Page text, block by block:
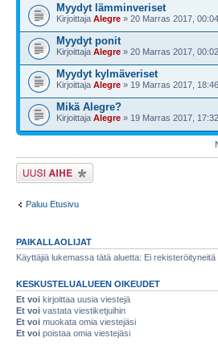
Myydyt lämminveriset
Kirjoittaja Alegre » 20 Marras 2017, 00:04
Myydyt ponit
Kirjoittaja Alegre » 20 Marras 2017, 00:02
Myydyt kylmäveriset
Kirjoittaja Alegre » 19 Marras 2017, 18:46
Mikä Alegre?
Kirjoittaja Alegre » 19 Marras 2017, 17:32
Lähetä uusi viesti
Paluu Etusivu
PAIKALLAOLIJAT
Käyttäjiä lukemassa tätä aluetta: Ei
KESKUSTELUALUEEN OIKEUDET
Et voi kirjoittaa uusia viestejä
Et voi vastata viestiketjuihin
Et voi muokata omia viestejäsi
Et voi poistaa omia viestejäsi